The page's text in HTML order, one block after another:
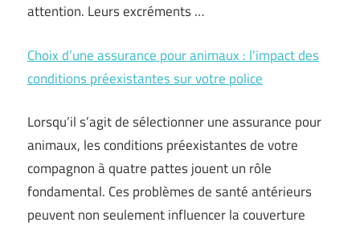
attention. Leurs excréments …
Choix d’une assurance pour animaux : l’impact des
conditions préexistantes sur votre police
Lorsqu’il s’agit de sélectionner une assurance pour
animaux, les conditions préexistantes de votre
compagnon à quatre pattes jouent un rôle
fondamental. Ces problèmes de santé antérieurs
peuvent non seulement influencer la couverture